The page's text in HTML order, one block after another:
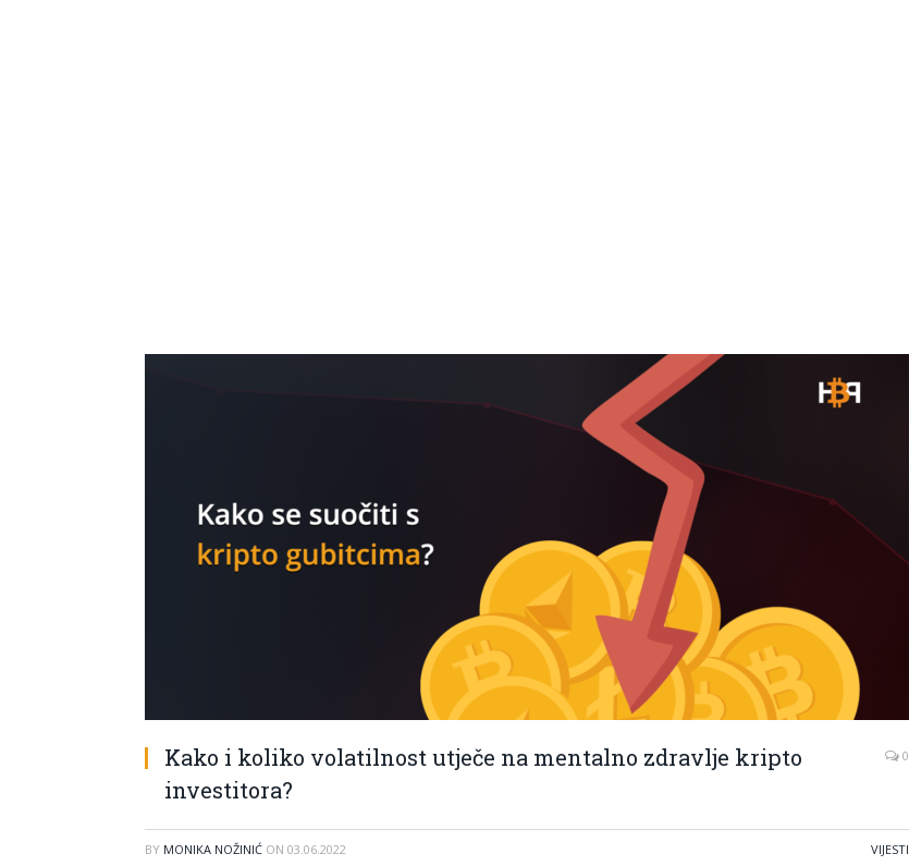
Kako i koliko volatilnost utječe na mentalno zdravlje kripto
investitora?
0
BY MONIKA NOŽINIĆ ON 03.06.2022 VIJESTI